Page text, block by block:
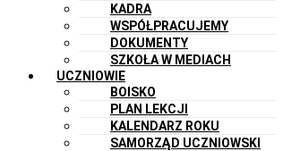
KADRA
WSPÓŁPRACUJEMY
DOKUMENTY
SZKOŁA W MEDIACH
UCZNIOWIE
BOISKO
PLAN LEKCJI
KALENDARZ ROKU
SAMORZĄD UCZNIOWSKI